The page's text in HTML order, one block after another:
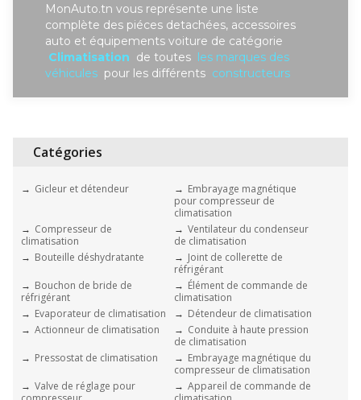
MonAuto.tn vous représente une liste
complète des piéces detachées, accessoires
auto et équipements voiture de catégorie
Climatisation de toutes les marques des
véhicules pour les différents constructeurs
Catégories
Gicleur et détendeur
Embrayage magnétique
pour compresseur de
climatisation
Compresseur de
climatisation
Ventilateur du condenseur
de climatisation
Bouteille déshydratante
Joint de collerette de
réfrigérant
Bouchon de bride de
réfrigérant
Élément de commande de
climatisation
Evaporateur de climatisation
Détendeur de climatisation
Actionneur de climatisation
Conduite à haute pression
de climatisation
Pressostat de climatisation
Embrayage magnétique du
compresseur de climatisation
Valve de réglage pour
Appareil de commande de